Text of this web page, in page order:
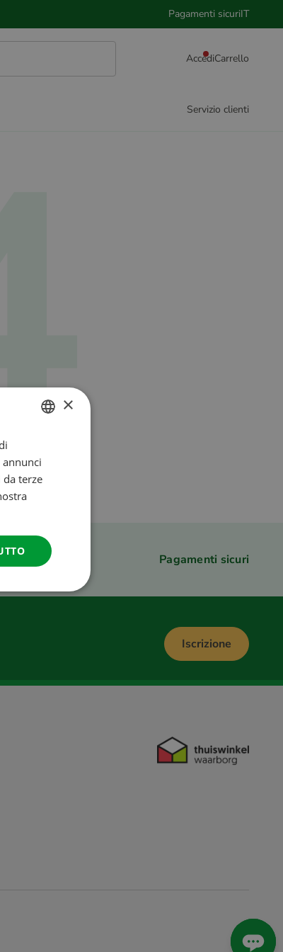
Pagamenti sicuriIT
AccediCarrello
Servizio clienti
home page
Pagamenti sicuri
Iscrizione
ENGLISH
ITALIAN
DANISH
×
terze